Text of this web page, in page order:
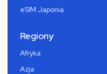
eSIM Japonia
Regiony
Afryka
Azja